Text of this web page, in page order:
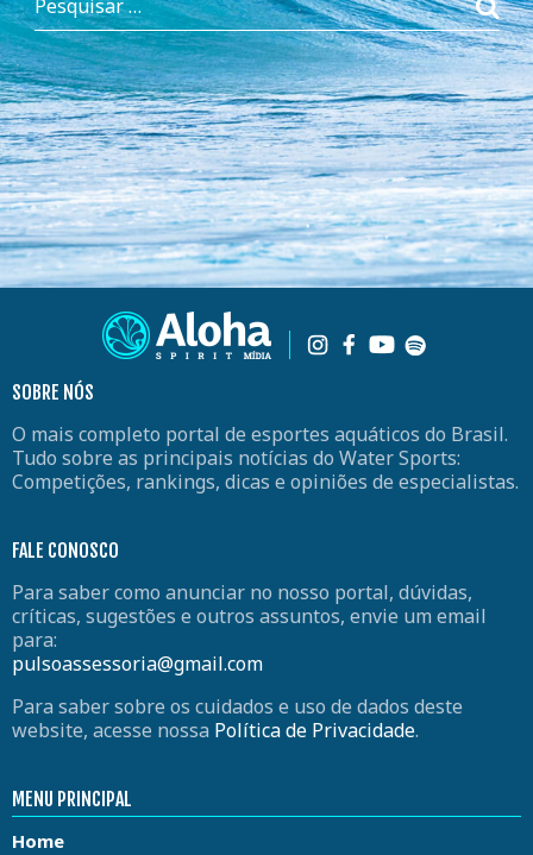
SOBRE NÓS
O mais completo portal de esportes aquáticos do Brasil.
Tudo sobre as principais notícias do Water Sports:
Competições, rankings, dicas e opiniões de especialistas.
FALE CONOSCO
Para saber como anunciar no nosso portal, dúvidas,
críticas, sugestões e outros assuntos, envie um email
para:
pulsoassessoria@gmail.com
Para saber sobre os cuidados e uso de dados deste
website, acesse nossa Política de Privacidade.
MENU PRINCIPAL
Home